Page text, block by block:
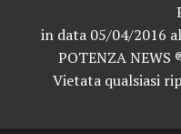
in data 05/04/2016
POTENZA NEWS
Vietata qualsiasi